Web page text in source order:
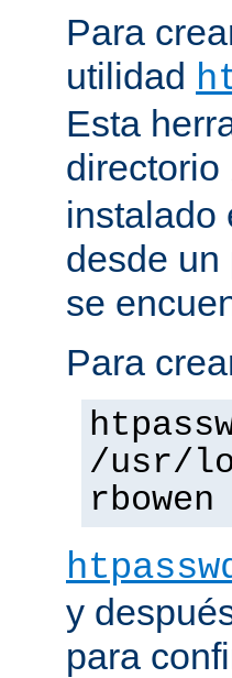
Para
utilidad
Esta
directorio
instalado
desde un
se
Para
/usr/
rbowen
y
para